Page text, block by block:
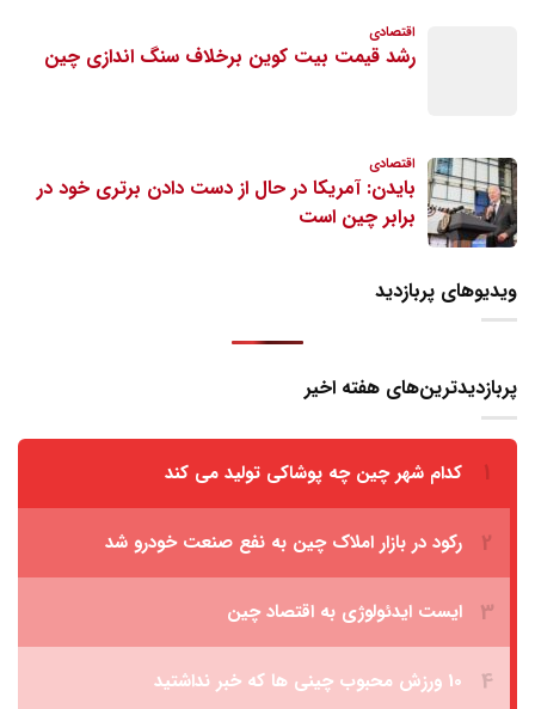
ویدیوهای پربازدید
پربازدیدترین‌های هفته اخیر